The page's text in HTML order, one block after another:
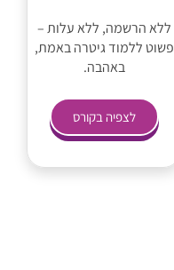
ללא הרשמה, ללא עלות –
פשוט ללמוד גיטרה באמת,
באהבה.
לצפיה בקורס